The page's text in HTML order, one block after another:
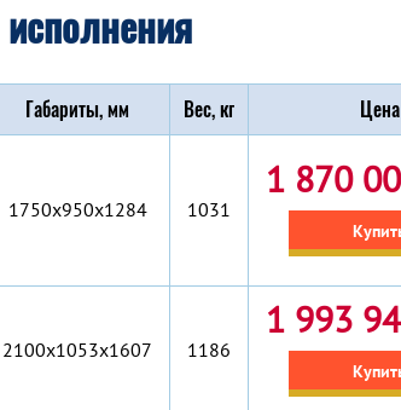
Габариты, мм Вес, кг Цена
1750x950x1284 1031
1 870
2100x1053x1607 1186
1 993